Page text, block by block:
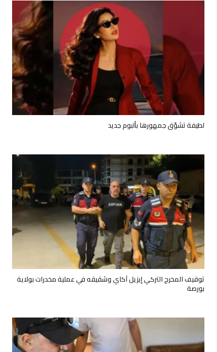
لطيفة تشوّق جمهورها بألبوم جديد
توقيف المخرج التركي إيزيل آكاي وشقيقه في عملية مخدرات بولاية
بورصة